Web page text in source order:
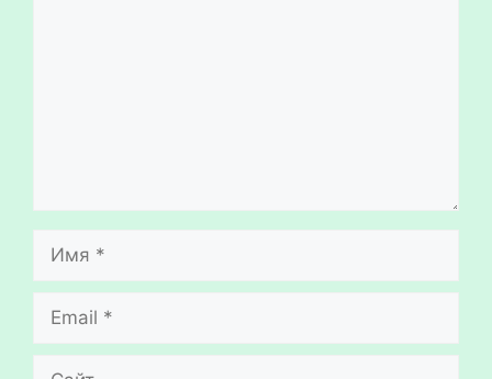
Имя
Email
Сайт